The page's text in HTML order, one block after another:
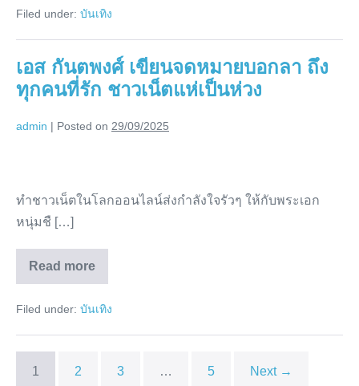
7
เตรียม
สละ
โสด?
เต้น
นางเอก
7
เตรียม
สละ
Filed under: บันเทิง
เอส กันตพงศ์ เขียนจดหมายบอกลา ถึง
ทุกคนที่รัก ชาวเน็ตแห่เป็นห่วง
admin | Posted on 29/09/2025
ต
พงศ์
เขียน
จดหมาย
ลา
ถึง
ทำชาวเน็ตในโลกออนไลน์ส่งกำลังใจรัวๆ ให้กับพระเอก
หนุ่มชื […]
Read more
เอส
กัน
พงศ์
จดหมาย
ถึง
Filed under: บันเทิง
1 2 3 … 5 Next →